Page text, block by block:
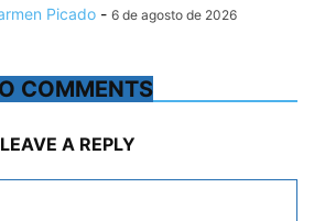
Picado - 6 de agosto de 2026
COMMENTS
LEAVE A REPLY